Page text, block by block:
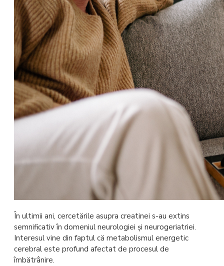
În ultimii ani, cercetările asupra creatinei s-au extins
semnificativ în domeniul neurologiei și neurogeriatriei.
Interesul vine din faptul că metabolismul energetic
cerebral este profund afectat de procesul de
îmbătrânire.